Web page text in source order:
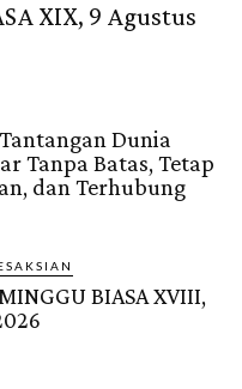
XIX, 9 Agustus
Dunia
Tanpa Batas, Tetap
dan Terhubung
BIASA XVIII,